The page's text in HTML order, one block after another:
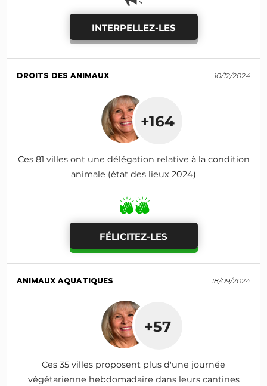
INTERPELLEZ-LES
DROITS DES ANIMAUX 10/12/2024
+164
Ces 81 villes ont une délégation relative à la condition
animale (état des lieux 2024)
FÉLICITEZ-LES
ANIMAUX AQUATIQUES 18/09/2024
+57
Ces 35 villes proposent plus d'une journée
végétarienne hebdomadaire dans leurs cantines